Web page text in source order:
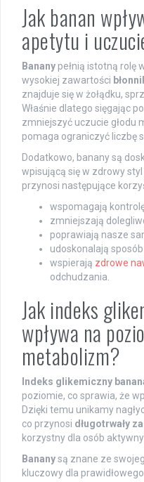
Jak banan
apetytu i
Banany pełnią istotną rolę
wysokiej zawartości
znajduje się w żołądku,
Właśnie dlatego sięgając
zmniejszyć uczucie głodu
pomaga ograniczyć liczbę
Dodatkowo, banany są
wpisującą się w zdrowy
przynosi następujące
wspomagają
zmniejszają
poprawiają nasze
udoskonalają
wspierają zdrowe
odchudzania.
Jak indeks
wpływa na
metabolizm?
Indeks glikemiczny
poziomie, co sprawia, że
Dzięki temu unikamy
co przynosi długotrwały
korzystny dla osób
Bananysą znane ze
kluczowy dla